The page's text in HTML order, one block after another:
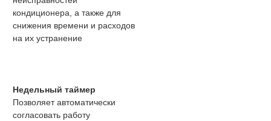
кондиционера, а также для
снижения времени и расходов
на их устранение
Недельный таймер
Позволяет автоматически
согласовать работу